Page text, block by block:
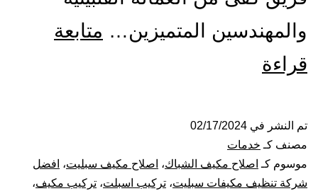
والمهندسين المتميزين… متابعة
قراءة
تنظيف
مكيفات
تم النشر في 02/17/2024
مصنف كـ خدمات
موسوم كـ اصلاح مكيف الشباك، اصلاح مكيف سبليت، افضل
شركة تنظيف مكيفات سبليت، تركيب اسبلت، تركيب مكيف،